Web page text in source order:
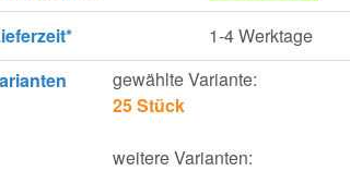
1-4 Werktage
gewählte Variante:
25 Stück
weitere Varianten: